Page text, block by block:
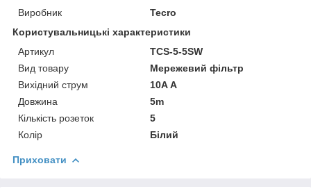
Виробник
Tecro
Користувальницькі характеристики
Артикул
TCS-5-5SW
Вид товару
Мережевий фільтр
Вихідний струм
10A А
Довжина
5m
Кількість розеток
5
Колір
Білий
Приховати